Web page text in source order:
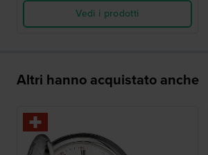
Vedi i prodotti
Altri hanno acquistato anche